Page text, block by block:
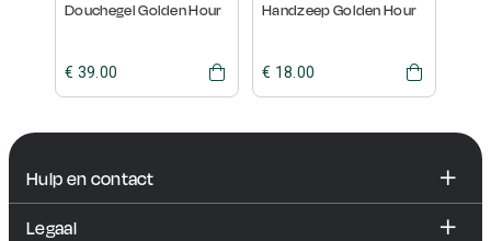
Douchegel Golden Hour
€ 39.00
Handzeep Golden Hour
€ 18.00
Hulp en contact
FAQ
Legaal